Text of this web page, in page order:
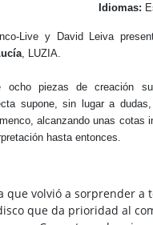
Idiomas:
Live y David Leiva
, LUZIA.
ocho piezas de creación
supone, sin lugar a
alcanzando unas cotas
hasta entonces.
que volvió a sorprender a
que da prioridad al